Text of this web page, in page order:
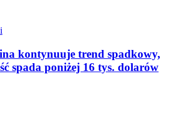
kontynuuje trend spadkowy,
spada poniżej 16 tys. dolarów